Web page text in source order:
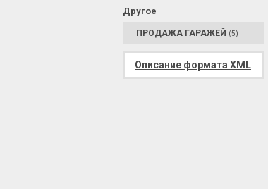
Другое
ПРОДАЖА ГАРАЖЕЙ (5)
Описание формата XML